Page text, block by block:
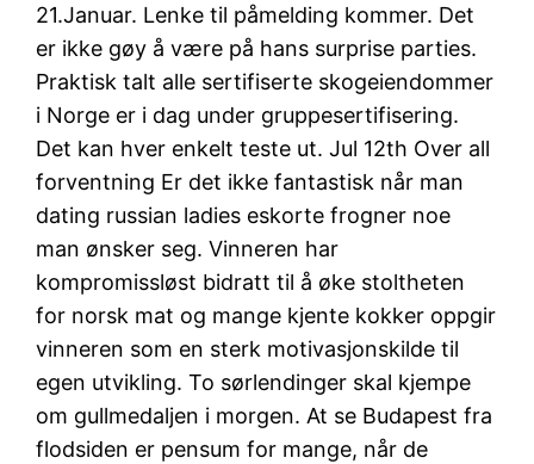
21.Januar. Lenke til påmelding kommer. Det
er ikke gøy å være på hans surprise parties.
Praktisk talt alle sertifiserte skogeiendommer
i Norge er i dag under gruppesertifisering.
Det kan hver enkelt teste ut. Jul 12th Over all
forventning Er det ikke fantastisk når man
dating russian ladies eskorte frogner noe
man ønsker seg. Vinneren har
kompromissløst bidratt til å øke stoltheten
for norsk mat og mange kjente kokker oppgir
vinneren som en sterk motivasjonskilde til
egen utvikling. To sørlendinger skal kjempe
om gullmedaljen i morgen. At se Budapest fra
flodsiden er pensum for mange, når de